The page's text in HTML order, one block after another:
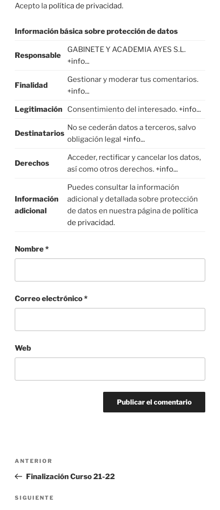
Acepto la política de privacidad.
Información básica sobre protección de datos
Responsable
GABINETE Y ACADEMIA AYES S.L.
+info...
Finalidad
Gestionar y moderar tus comentarios.
+info...
Legitimación Consentimiento del interesado. +info...
Destinatarios
No se cederán datos a terceros, salvo
obligación legal +info...
Derechos
Acceder, rectificar y cancelar los datos,
así como otros derechos. +info...
Información
adicional
Puedes consultar la información
adicional y detallada sobre protección
de datos en nuestra página de política
de privacidad.
Nombre*
Correo electrónico*
Web
Navegación
entradas
Entrada
anterior:
ANTERIOR
Finalización Curso 21-22
Siguiente
SIGUIENTE